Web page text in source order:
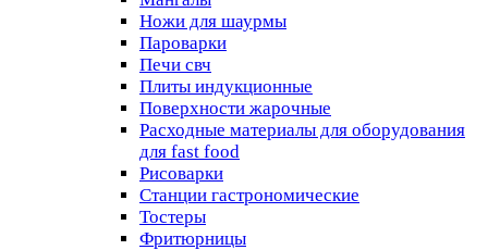
Ножи для шаурмы
Пароварки
Печи свч
Плиты индукционные
Поверхности жарочные
Расходные материалы для оборудования
для fast food
Рисоварки
Станции гастрономические
Тостеры
Фритюрницы